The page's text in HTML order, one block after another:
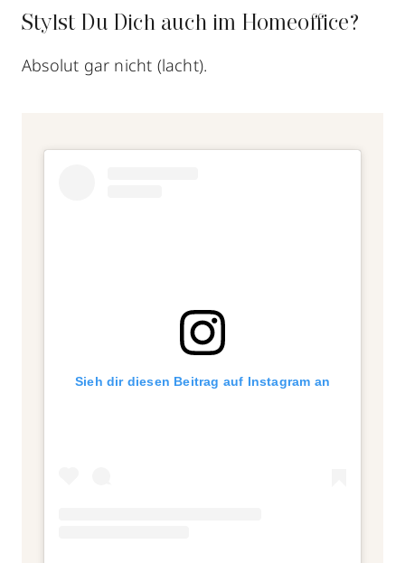
Stylst Du Dich auch im Homeoffice?
Absolut gar nicht (lacht).
Sieh dir diesen Beitrag auf Instagram an